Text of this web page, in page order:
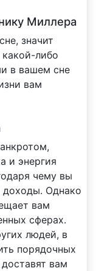
Миллера
значит
либо
в вашем сне
вам
и энергия
чему вы
доходы. Однако
вам
сферах.
людей, в
порядочных
вам